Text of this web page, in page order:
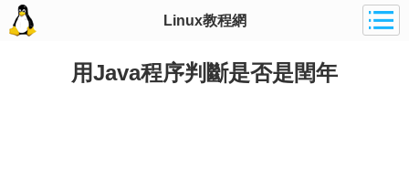
Linux教程網
用Java程序判斷是否是閏年